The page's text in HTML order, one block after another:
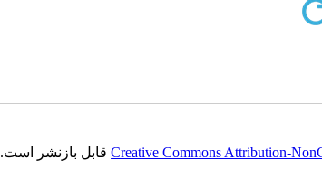
Creative Commons Attribution-قابل بازنشر است.